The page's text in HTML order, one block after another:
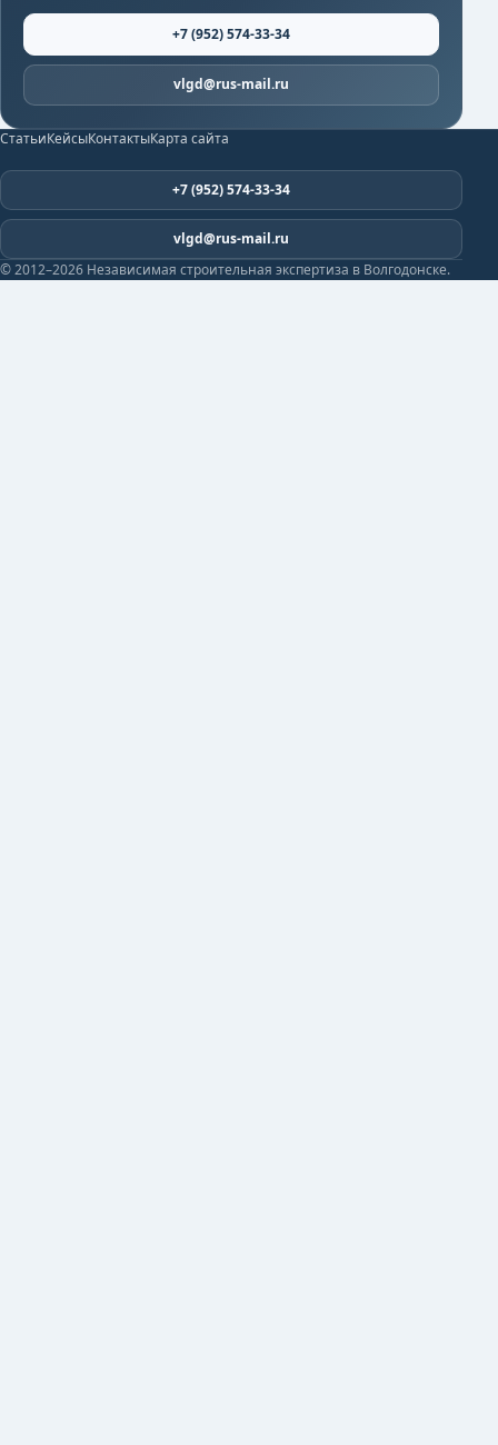
+7 (952) 574-33-34
vlgd@rus-mail.ru
СтатьиКейсыКонтактыКарта сайта
+7 (952) 574-33-34
vlgd@rus-mail.ru
© 2012–2026 Независимая строительная экспертиза в Волгодонске.